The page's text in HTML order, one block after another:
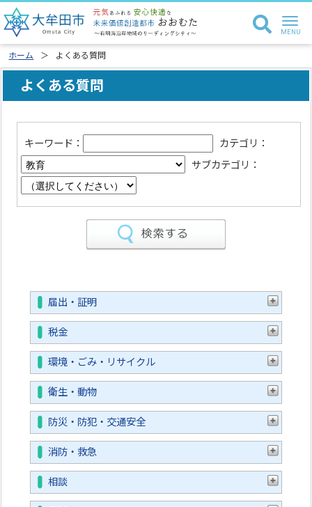
ホーム よくある質問
よくある質問
キーワード：
カテゴリ：
サブカテゴリ：
届出・証明
税金
環境・ごみ・リサイクル
衛生・動物
防災・防犯・交通安全
消防・救急
相談